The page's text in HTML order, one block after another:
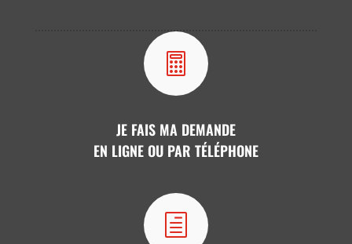

JE FAIS MA DEMANDE
EN LIGNE OU PAR TÉLÉPHONE
h